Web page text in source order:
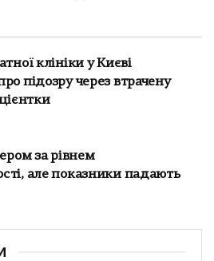
клініки у Києві
підозру через втрачену
за рівнем
але показники падають